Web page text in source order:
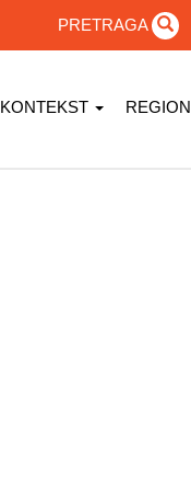
PRETRAGA
KONTEKST REGION